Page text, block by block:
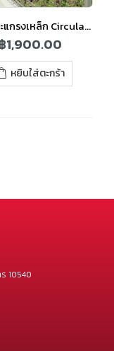
เสารั้วตะแกรงเหล็ก Circular 2.00 GY เทา
1,900.00
หยิบใส่ตะกร้า
10540